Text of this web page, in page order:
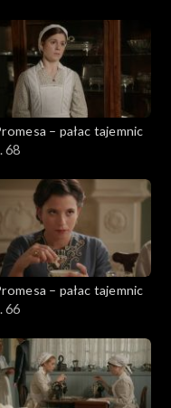
– pałac tajemnic
68
– pałac tajemnic
66